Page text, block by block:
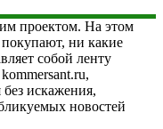
проектом. На этом
ни какие
собой ленту
искажения,
новостей